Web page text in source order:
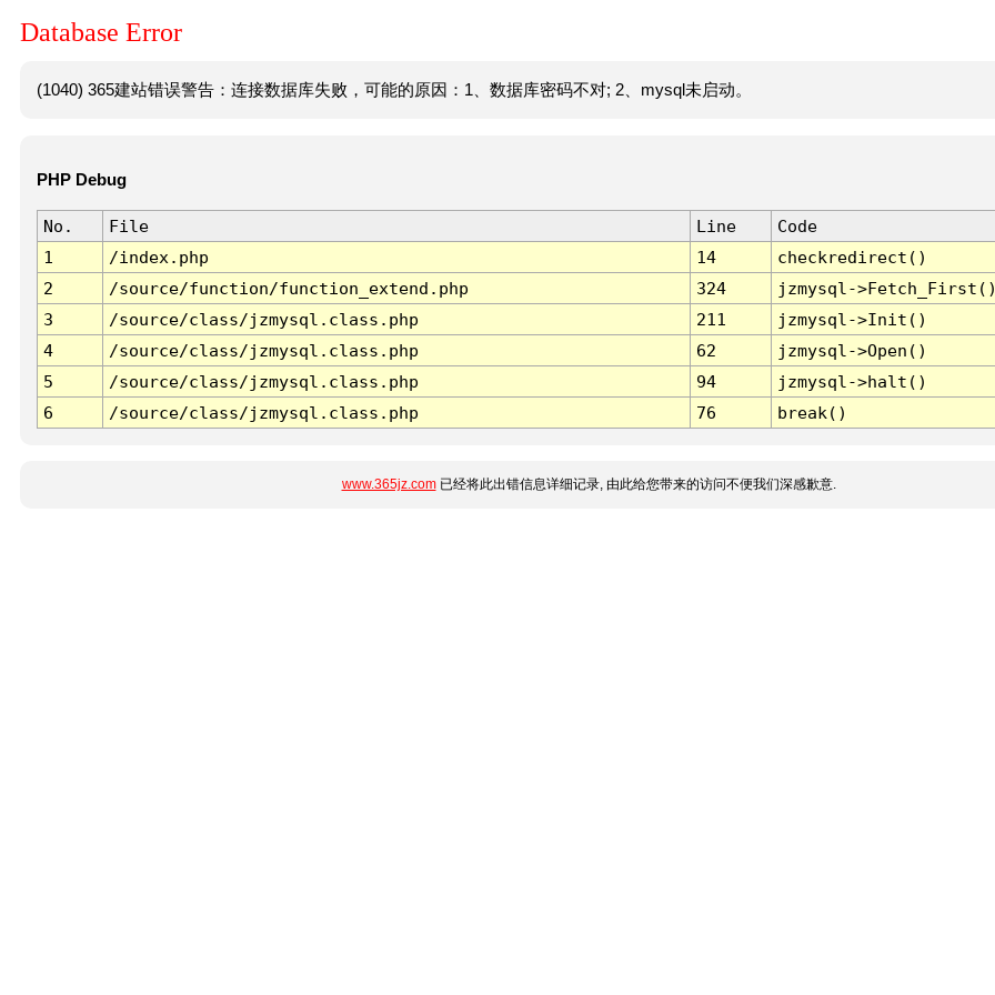
Database Error
(1040) 365建站错误警告：连接数据库失败，可能的原因：1、数据库密码不对; 2、mysql未启动。
PHP Debug
No. File Line
Code
1
/index.php 14
checkredirect()
2
/source/function/function_extend.php 324
jzmysql-
3
/source/class/jzmysql.class.php 211
jzmysql->Init()
4
/source/class/jzmysql.class.php 62
jzmysql->Open()
5
/source/class/jzmysql.class.php 94
jzmysql->halt()
6
/source/class/jzmysql.class.php 76 break()
www.365jz.com已经将此出错信息详细记录, 由此给您带来的访问不便我们深感歉意.